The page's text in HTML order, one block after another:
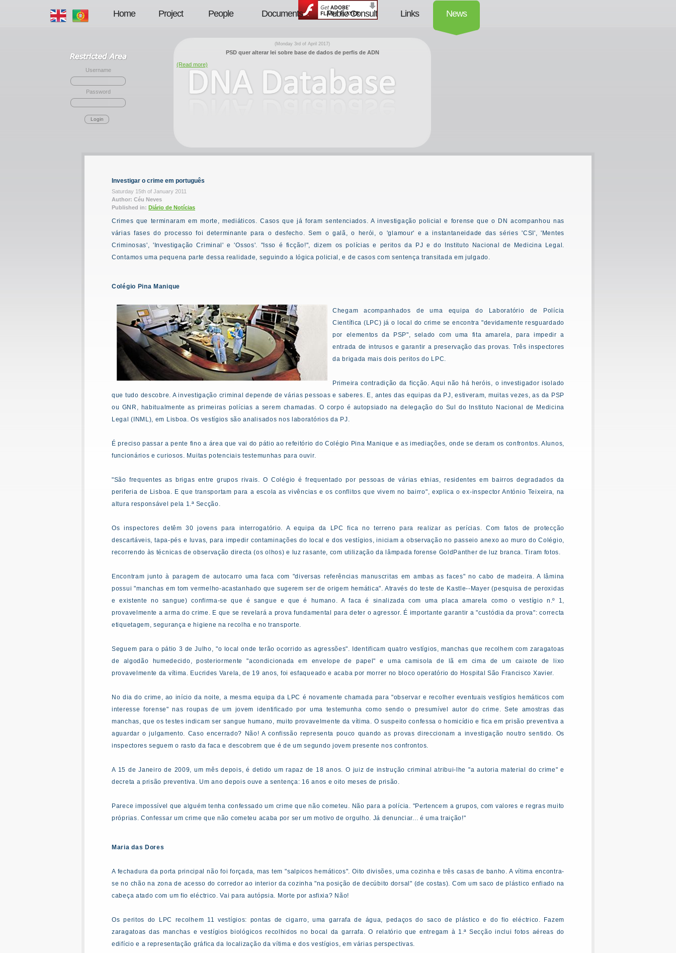
(Monday 3rd of April 2017)
PSD quer alterar lei sobre base de dados de perfis de ADN
(Read more)
Username
Password
Login
Home Project People Documents Public Consult Links News
Investigar o crime em português
Saturday 15th of January 2011
Author: Céu Neves
Published in: Diário de Notícias
Crimes que terminaram em morte, mediáticos. Casos que já foram sentenciados. A investigação policial e forense que o DN acompanhou nas
várias fases do processo foi determinante para o desfecho. Sem o galã, o herói, o 'glamour' e a instantaneidade das séries 'CSI', 'Mentes
Criminosas', 'Investigação Criminal' e 'Ossos'. "Isso é ficção!", dizem os polícias e peritos da PJ e do Instituto Nacional de Medicina Legal.
Contamos uma pequena parte dessa realidade, seguindo a lógica policial, e de casos com sentença transitada em julgado.
Colégio Pina Manique
Chegam acompanhados de uma equipa do Laboratório de Polícia
Científica (LPC) já o local do crime se encontra "devidamente resguardado
por elementos da PSP", selado com uma fita amarela, para impedir a
entrada de intrusos e garantir a preservação das provas. Três inspectores
da brigada mais dois peritos do LPC.
Primeira contradição da ficção. Aqui não há heróis, o investigador isolado
que tudo descobre. A investigação criminal depende de várias pessoas e saberes. E, antes das equipas da PJ, estiveram, muitas vezes, as da PSP
ou GNR, habitualmente as primeiras polícias a serem chamadas. O corpo é autopsiado na delegação do Sul do Instituto Nacional de Medicina
Legal (INML), em Lisboa. Os vestígios são analisados nos laboratórios da PJ.
É preciso passar a pente fino a área que vai do pátio ao refeitório do Colégio Pina Manique e as imediações, onde se deram os confrontos. Alunos,
funcionários e curiosos. Muitas potenciais testemunhas para ouvir.
"São frequentes as brigas entre grupos rivais. O Colégio é frequentado por pessoas de várias etnias, residentes em bairros degradados da
periferia de Lisboa. E que transportam para a escola as vivências e os conflitos que vivem no bairro", explica o ex-inspector António Teixeira, na
altura responsável pela 1.ª Secção.
Os inspectores detêm 30 jovens para interrogatório. A equipa da LPC fica no terreno para realizar as perícias. Com fatos de protecção
descartáveis, tapa-pés e luvas, para impedir contaminações do local e dos vestígios, iniciam a observação no passeio anexo ao muro do Colégio,
recorrendo às técnicas de observação directa (os olhos) e luz rasante, com utilização da lâmpada forense GoldPanther de luz branca. Tiram fotos.
Encontram junto à paragem de autocarro uma faca com "diversas referências manuscritas em ambas as faces" no cabo de madeira. A lâmina
possui "manchas em tom vermelho-acastanhado que sugerem ser de origem hemática". Através do teste de Kastle--Mayer (pesquisa de peroxidas
e existente no sangue) confirma-se que é sangue e que é humano. A faca é sinalizada com uma placa amarela como o vestígio n.º 1,
provavelmente a arma do crime. E que se revelará a prova fundamental para deter o agressor. É importante garantir a "custódia da prova": correcta
etiquetagem, segurança e higiene na recolha e no transporte.
Seguem para o pátio 3 de Julho, "o local onde terão ocorrido as agressões". Identificam quatro vestígios, manchas que recolhem com zaragatoas
de algodão humedecido, posteriormente "acondicionada em envelope de papel" e uma camisola de lã em cima de um caixote de lixo
provavelmente da vítima. Eucrides Varela, de 19 anos, foi esfaqueado e acaba por morrer no bloco operatório do Hospital São Francisco Xavier.
No dia do crime, ao início da noite, a mesma equipa da LPC é novamente chamada para "observar e recolher eventuais vestígios hemáticos com
interesse forense" nas roupas de um jovem identificado por uma testemunha como sendo o presumível autor do crime. Sete amostras das
manchas, que os testes indicam ser sangue humano, muito provavelmente da vítima. O suspeito confessa o homicídio e fica em prisão preventiva a
aguardar o julgamento. Caso encerrado? Não! A confissão representa pouco quando as provas direccionam a investigação noutro sentido. Os
inspectores seguem o rasto da faca e descobrem que é de um segundo jovem presente nos confrontos.
A 15 de Janeiro de 2009, um mês depois, é detido um rapaz de 18 anos. O juiz de instrução criminal atribui-lhe "a autoria material do crime" e
decreta a prisão preventiva. Um ano depois ouve a sentença: 16 anos e oito meses de prisão.
Parece impossível que alguém tenha confessado um crime que não cometeu. Não para a polícia. "Pertencem a grupos, com valores e regras muito
próprias. Confessar um crime que não cometeu acaba por ser um motivo de orgulho. Já denunciar... é uma traição!"
Maria das Dores
A fechadura da porta principal não foi forçada, mas tem "salpicos hemáticos". Oito divisões, uma cozinha e três casas de banho. A vítima encontra-
se no chão na zona de acesso do corredor ao interior da cozinha "na posição de decúbito dorsal" (de costas). Com um saco de plástico enfiado na
cabeça atado com um fio eléctrico. Vai para autópsia. Morte por asfixia? Não!
Os peritos do LPC recolhem 11 vestígios: pontas de cigarro, uma garrafa de água, pedaços do saco de plástico e do fio eléctrico. Fazem
zaragatoas das manchas e vestígios biológicos recolhidos no bocal da garrafa. O relatório que entregam à 1.ª Secção inclui fotos aéreas do
edifício e a representação gráfica da localização da vítima e dos vestígios, em várias perspectivas.